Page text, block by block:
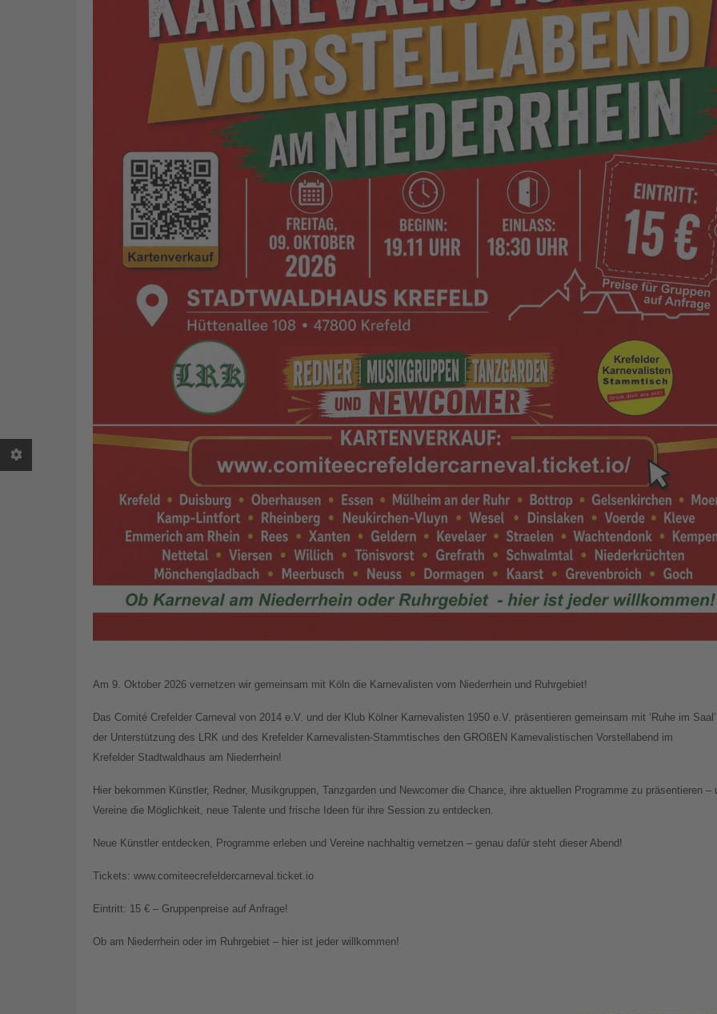
Am 9. Oktober 2026 vernetzen wir gemeinsam mit Köln die Karnevalisten vom Niederrhein und Ruhrgebiet!
Das Comité Crefelder Carneval von 2014 e.V. und der Klub Kölner Karnevalisten 1950 e.V. präsentieren gemeinsam mit ‘Ruhe im Saal’
der Unterstützung des LRK und des Krefelder Karnevalisten-Stammtisches den GROßEN Karnevalistischen Vorstellabend im
Krefelder Stadtwaldhaus am Niederrhein!
Hier bekommen Künstler, Redner, Musikgruppen, Tanzgarden und Newcomer die Chance, ihre aktuellen Programme zu präsentieren –
Vereine die Möglichkeit, neue Talente und frische Ideen für ihre Session zu entdecken.
Neue Künstler entdecken, Programme erleben und Vereine nachhaltig vernetzen – genau dafür steht dieser Abend!
Tickets: www.comiteecrefeldercarneval.ticket.io
Eintritt: 15 € – Gruppenpreise auf Anfrage!
Ob am Niederrhein oder im Ruhrgebiet – hier ist jeder willkommen!